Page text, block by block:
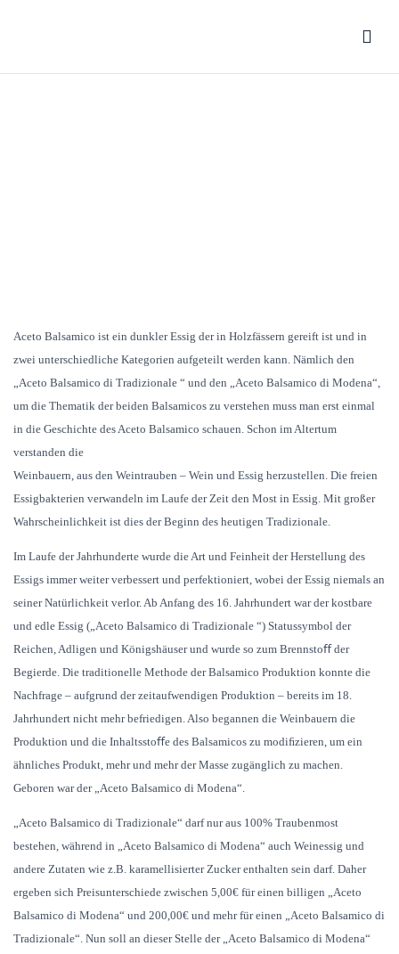
Aceto Balsamico ist ein dunkler Essig der in Holzfässern gereift ist und in
zwei unterschiedliche Kategorien aufgeteilt werden kann. Nämlich den
„Aceto Balsamico di Tradizionale “ und den „Aceto Balsamico di Modena“,
um die Thematik der beiden Balsamicos zu verstehen muss man erst einmal
in die Geschichte des Aceto Balsamico schauen. Schon im Altertum
verstanden die
Weinbauern, aus den Weintrauben – Wein und Essig herzustellen. Die freien
Essigbakterien verwandeln im Laufe der Zeit den Most in Essig. Mit großer
Wahrscheinlichkeit ist dies der Beginn des heutigen Tradizionale.
Im Laufe der Jahrhunderte wurde die Art und Feinheit der Herstellung des
Essigs immer weiter verbessert und perfektioniert, wobei der Essig niemals an
seiner Natürlichkeit verlor. Ab Anfang des 16. Jahrhundert war der kostbare
und edle Essig („Aceto Balsamico di Tradizionale “) Statussymbol der
Reichen, Adligen und Königshäuser und wurde so zum Brennstoﬀ der
Begierde. Die traditionelle Methode der Balsamico Produktion konnte die
Nachfrage – aufgrund der zeitaufwendigen Produktion – bereits im 18.
Jahrhundert nicht mehr befriedigen. Also begannen die Weinbauern die
Produktion und die Inhaltsstoﬀe des Balsamicos zu modiﬁzieren, um ein
ähnliches Produkt, mehr und mehr der Masse zugänglich zu machen.
Geboren war der „Aceto Balsamico di Modena“.
„Aceto Balsamico di Tradizionale“ darf nur aus 100% Traubenmost
bestehen, während in „Aceto Balsamico di Modena“ auch Weinessig und
andere Zutaten wie z.B. karamellisierter Zucker enthalten sein darf. Daher
ergeben sich Preisunterschiede zwischen 5,00€ für einen billigen „Aceto
Balsamico di Modena“ und 200,00€ und mehr für einen „Aceto Balsamico di
Tradizionale“. Nun soll an dieser Stelle der „Aceto Balsamico di Modena“